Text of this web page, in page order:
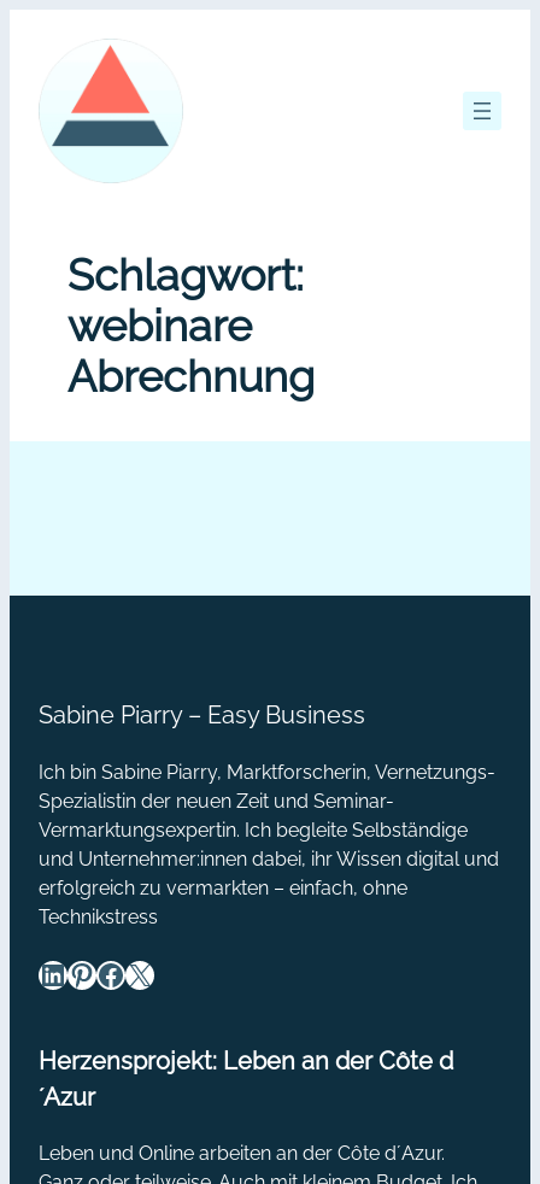
springen
Schlagwort:
webinare
Abrechnung
Sabine Piarry – Easy Business
Ich bin Sabine Piarry, Marktforscherin, Vernetzungs-
Spezialistin der neuen Zeit und Seminar-
Vermarktungsexpertin. Ich begleite Selbständige
und Unternehmer:innen dabei, ihr Wissen digital und
erfolgreich zu vermarkten – einfach, ohne
Technikstress
LinkedIn Pinterest Facebook X
Herzensprojekt: Leben an der Côte d
´Azur
Leben und Online arbeiten an der Côte d´Azur.